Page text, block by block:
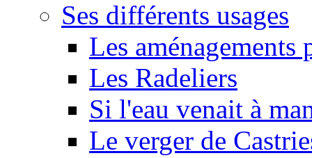
Ses différents usages
Les
Les Radeliers
Si l'eau venait à
Le verger de